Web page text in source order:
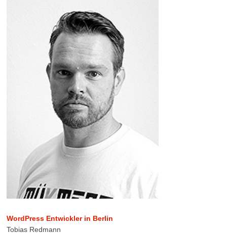
WordPress Entwickler in Berlin
Tobias Redmann